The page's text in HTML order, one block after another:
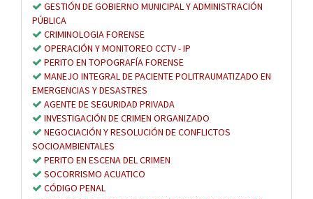
GESTIÓN DE GOBIERNO MUNICIPAL Y ADMINISTRACIÓN
PÚBLICA
CRIMINOLOGIA FORENSE
OPERACIÓN Y MONITOREO CCTV - IP
PERITO EN TOPOGRAFÍA FORENSE
MANEJO INTEGRAL DE PACIENTE POLITRAUMATIZADO EN
EMERGENCIAS Y DESASTRES
AGENTE DE SEGURIDAD PRIVADA
INVESTIGACIÓN DE CRIMEN ORGANIZADO
NEGOCIACIÓN Y RESOLUCIÓN DE CONFLICTOS
SOCIOAMBIENTALES
PERITO EN ESCENA DEL CRIMEN
SOCORRISMO ACUATICO
CÓDIGO PENAL